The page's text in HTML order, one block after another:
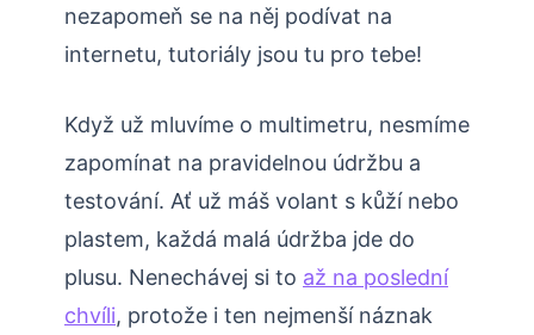
nezapomeň se na něj podívat na
internetu, tutoriály jsou tu pro tebe!
Když už mluvíme o multimetru, nesmíme
zapomínat na pravidelnou údržbu a
testování. Ať už máš volant s kůží nebo
plastem, každá malá údržba jde do
plusu. Nenechávej si to až na poslední
chvíli, protože i ten nejmenší náznak